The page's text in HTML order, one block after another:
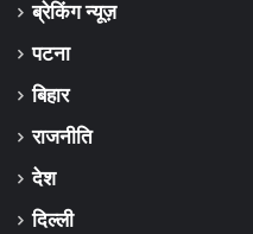
ब्रेकिंग न्यूज़
पटना
बिहार
राजनीति
देश
दिल्ली